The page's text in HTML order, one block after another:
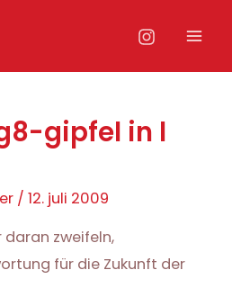
gipfel in l
/12. juli 2009
daran zweifeln,
für die Zukunft der